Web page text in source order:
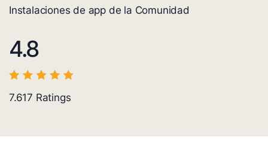
Instalaciones de app de la Comunidad
4.8
7.617 Ratings